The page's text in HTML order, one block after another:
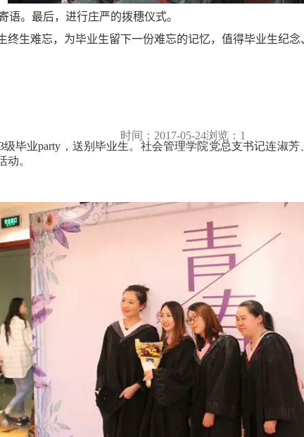
语。最后，进行庄严的拨穗仪式。
终生难忘，为毕业生留下一份难忘的记忆，值得毕业生纪
时间： 2017-05-24浏览： 1
级毕业party ，送别毕业生。社会管理学院党总支书记连淑
动。